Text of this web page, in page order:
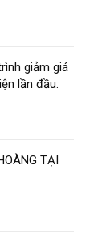
giảm giá
lần đầu.
TẠI